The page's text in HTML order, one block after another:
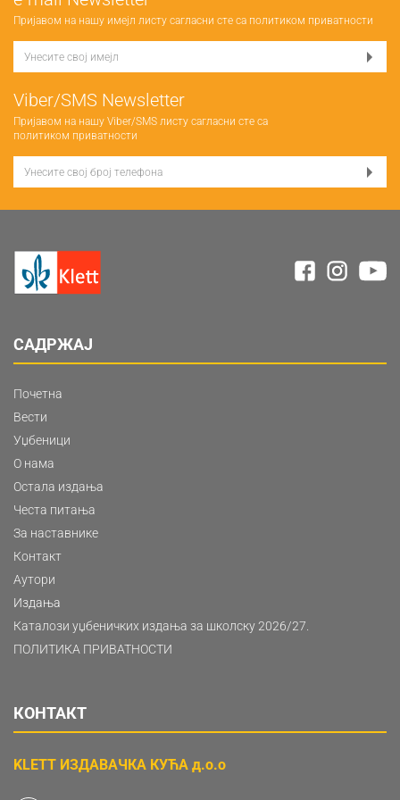
Пријавом на нашу имејл листу сагласни сте са политиком приватности
Viber/SMS Newsletter
Пријавом на нашу Viber/SMS листу сагласни сте са
политиком приватности
САДРЖАЈ
Почетна
Вести
Уџбеници
О нама
Остала издања
Честа питања
За наставнике
Контакт
Аутори
Издања
Каталози уџбеничких издања за школску 2026/27.
ПОЛИТИКА ПРИВАТНОСТИ
КОНТАКТ
KLETT ИЗДАВАЧКА КУЋА д.о.о